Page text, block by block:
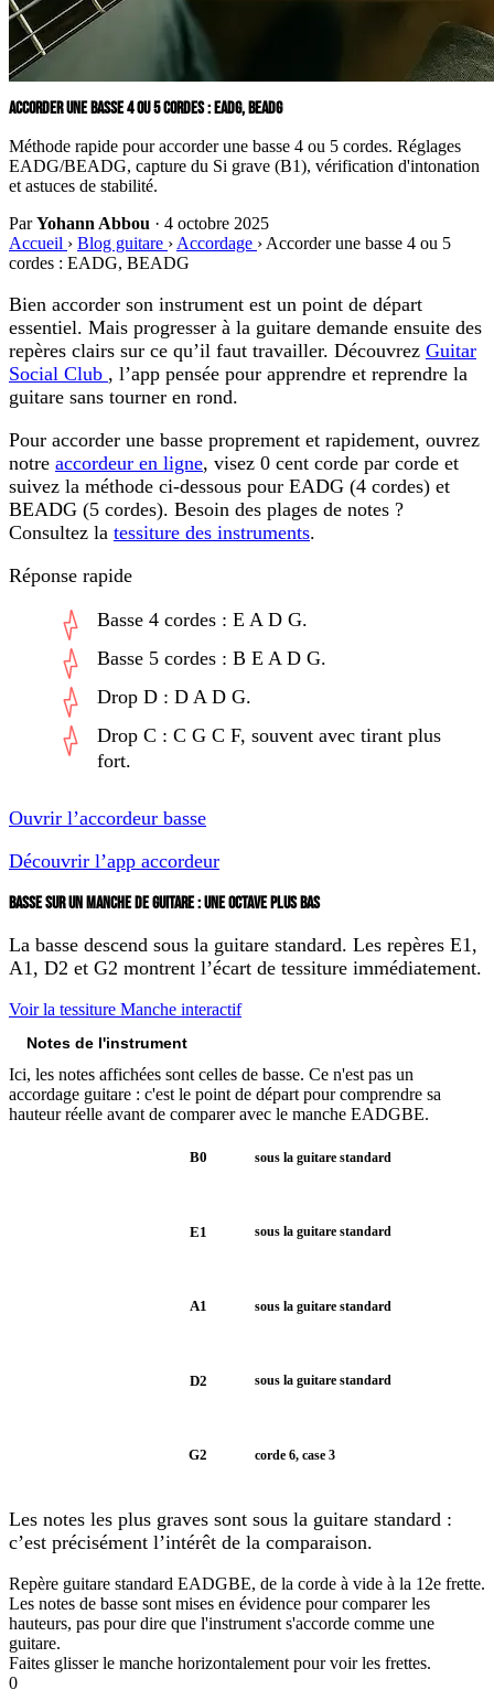
ACCORDER UNE BASSE 4 OU 5 CORDES : EADG, BEADG
Méthode rapide pour accorder une basse 4 ou 5 cordes. Réglages
EADG/BEADG, capture du Si grave (B1), vérification d'intonation
et astuces de stabilité.
ParYohann Abbou · 4 octobre 2025
Accueil › Blog guitare › Accordage › Accorder une basse 4 ou 5
cordes : EADG, BEADG
Bien accorder son instrument est un point de départ
essentiel. Mais progresser à la guitare demande ensuite des
repères clairs sur ce qu’il faut travailler. Découvrez Guitar
Social Club , l’app pensée pour apprendre et reprendre la
guitare sans tourner en rond.
Pour accorder une basse proprement et rapidement, ouvrez
notre accordeur en ligne, visez 0 cent corde par corde et
suivez la méthode ci-dessous pour EADG (4 cordes) et
BEADG (5 cordes). Besoin des plages de notes ?
Consultez la tessiture des instruments.
Réponse rapide
Basse 4 cordes : E A D G.
Basse 5 cordes : B E A D G.
Drop D : D A D G.
Drop C : C G C F, souvent avec tirant plus
fort.
Ouvrir l’accordeur basse
Découvrir l’app accordeur
BASSE SUR UN MANCHE DE GUITARE : UNE OCTAVE PLUS BAS
La basse descend sous la guitare standard. Les repères E1,
A1, D2 et G2 montrent l’écart de tessiture immédiatement.
Voir la tessiture Manche interactif
Notes de l'instrument
Ici, les notes affichées sont celles de basse. Ce n'est pas un
accordage guitare : c'est le point de départ pour comprendre sa
hauteur réelle avant de comparer avec le manche EADGBE.
B0 sous la guitare standard
E1 sous la guitare standard
A1 sous la guitare standard
D2 sous la guitare standard
G2 corde 6, case 3
Les notes les plus graves sont sous la guitare standard :
c’est précisément l’intérêt de la comparaison.
Repère guitare standard EADGBE, de la corde à vide à la 12e frette.
Les notes de basse sont mises en évidence pour comparer les
hauteurs, pas pour dire que l'instrument s'accorde comme une
guitare.
Faites glisser le manche horizontalement pour voir les frettes.
0